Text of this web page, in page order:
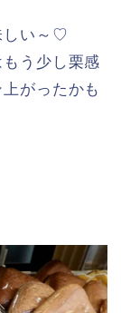
コをトッ
イップク